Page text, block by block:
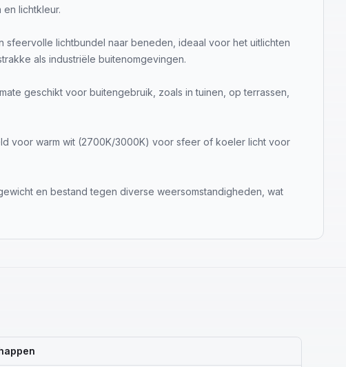
lichtkleur.
sfeervolle lichtbundel naar beneden, ideaal voor het uitlichten
als industriële buitenomgevingen.
geschikt voor buitengebruik, zoals in tuinen, op terrassen,
voor warm wit (2700K/3000K) voor sfeer of koeler licht voor
en bestand tegen diverse weersomstandigheden, wat